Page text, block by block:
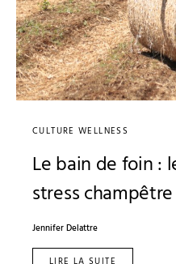
CULTURE WELLNESS
Le bain de foin :
stress champêtre
Jennifer Delattre